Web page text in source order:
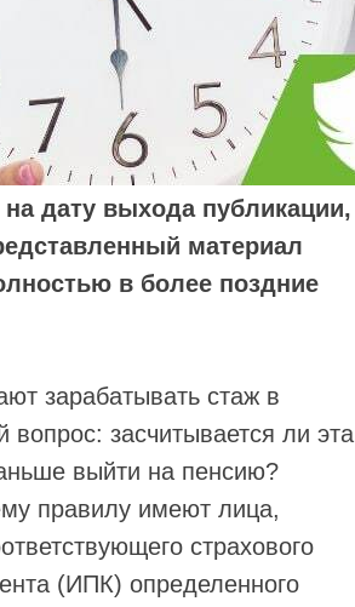
дату выхода публикации,
материал
в более поздние
зарабатывать стаж в
вопрос: засчитывается ли эта
выйти на пенсию?
правилу имеют лица,
страхового
(ИПК) определенного